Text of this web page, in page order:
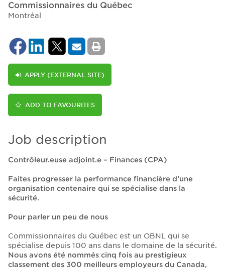
Commissionnaires du Québec
Montréal
APPLY (EXTERNAL SITE)
ADD TO FAVOURITES
Job description
Contrôleur.euse adjoint.e – Finances (CPA)
Faites progresser la performance financière d’une
organisation centenaire qui se spécialise dans la
sécurité.
Pour parler un peu de nous
Commissionnaires du Québec est un OBNL qui se
spécialise depuis 100 ans dans le domaine de la sécurité.
Nous avons été nommés cinq fois au prestigieux
classement des 300 meilleurs employeurs du Canada,